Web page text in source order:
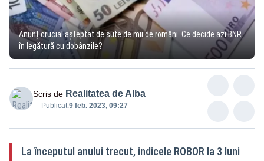
Anunț crucial așteptat de sute de mii de români. Ce decide azi BNR
în legătură cu dobânzile?
Scris de Realitatea de Alba
Publicat:9 feb. 2023, 09:27
La începutul anului trecut, indicele ROBOR la 3 luni